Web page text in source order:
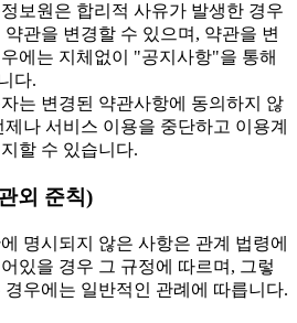
보원은 합리적 사유가 발생한 경우
약관을 변경할 수 있으며, 약관을 변
에는 지체없이 "공지사항"을 통해
다.
는 변경된 약관사항에 동의하지 않
제나 서비스 이용을 중단하고 이용계
할 수 있습니다.
외 준칙)
명시되지 않은 사항은 관계 법령에
있을 경우 그 규정에 따르며, 그렇
경우에는 일반적인 관례에 따릅니다.